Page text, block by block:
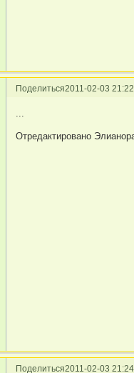
Поделиться2011-02-03
...
Отредактировано
Поделиться2011-02-03